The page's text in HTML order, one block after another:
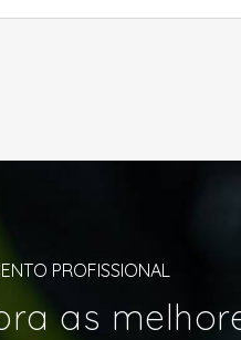
PROFISSIONAL
as